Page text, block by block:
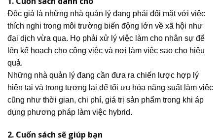
Độc giả là những nhà quản lý đang phải đối mặt với việc
thích nghi trong môi trường biến động lớn về xã hội như
đại dịch vừa qua. Họ phải xử lý việc làm cho nhân sự để
lên kế hoạch cho công việc và nơi làm việc sao cho hiệu
quả.
Những nhà quản lý đang cần đưa ra chiến lược hợp lý
hiện tại và trong tương lai để tối ưu hóa năng suất làm việc
cũng như thời gian, chi phí, giá trị sản phẩm trong khi áp
dụng phương pháp làm việc hybrid.
2. Cuốn sách sẽ giúp bạn